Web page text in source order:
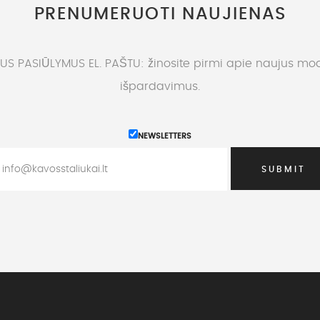
PRENUMERUOTI NAUJIENAS
PASIŪLYMUS EL. PAŠTU: žinosite pirmi apie naujus
išpardavimus.
NEWSLETTERS